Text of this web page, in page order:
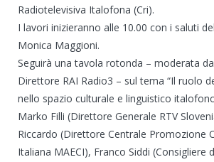
Radiotelevisiva Italofona (Cri).
I lavori inizieranno alle 10.00 con i saluti
Monica Maggioni.
Seguirà una tavola rotonda – moderata
Direttore RAI Radio3 – sul tema “Il ruolo
nello spazio culturale e linguistico
Marko Filli (Direttore Generale RTV
Riccardo (Direttore Centrale Promozione
Italiana MAECI), Franco Siddi (Consigliere